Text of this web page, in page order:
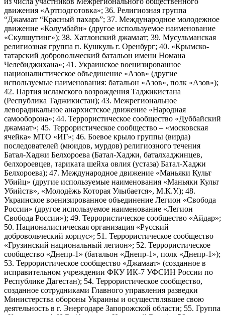
движения «Артподготовка»; 36. Религиозная группа
“Джамаат “Красный пахарь”; 37. Международное молодежное
движение «Колумбайн» (другое используемое наименование
«Скулшутинг»); 38. Хатлонский джамаат; 39. Мусульманская
религиозная группа п. Кушкуль г. Оренбург; 40. «Крымско-
татарский добровольческий батальон имени Номана
Челебиджихана»; 41. Украинское военизированное
националистическое объединение «Азов» (другие
используемые наименования: батальон «Азов», полк «Азов»);
42. Партия исламского возрождения Таджикистана
(Республика Таджикистан); 43. Межрегиональное
леворадикальное анархистское движение «Народная
самооборона»; 44. Террористическое сообщество «Дуббайский
джамаат»; 45. Террористическое сообщество – «московская
ячейка» МТО «ИГ»; 46. Боевое крыло группы (вирда)
последователей (мюидов, мурдов) религиозного течения
Батал-Хаджи Белхороева (Батал-Хаджи, баталхаджинцев,
белхороевцев, тариката шейха овлия (устаза) Батал-Хаджи
Белхороева); 47. Международное движение «Маньяки Культ
Убийц» (другие используемые наименования «Маньяки Культ
Убийств», «Молодёжь Которая Улыбается», М.К.У.); 48.
Украинское военизированное объединение Легион «Свобода
России» (другое используемое наименование «Легион
Свобода России»); 49. Террористическое сообщество «Айдар»;
50. Националистическая организация «Русский
добровольческий корпус»; 51. Террористическое сообщество –
«Грузинский национальный легион»; 52. Террористическое
сообщество «Днепр-1» (батальон «Днепр-1», полк «Днепр-1»);
53. Террористическое сообщество «Джамаат» (созданное в
исправительном учреждении ФКУ ИК-7 УФСИН России по
Республике Дагестан); 54. Террористическое сообщество,
созданное сотрудниками Главного управления разведки
Министерства обороны Украины и осуществлявшее свою
деятельность в г. Энергодаре Запорожской области; 55. Группа